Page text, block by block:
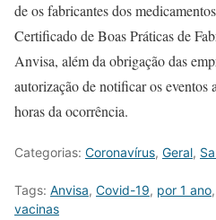
de os fabricantes dos
Certificado de Boas Práticas de
Anvisa, além da obrigação das
autorização de notificar os eventos
horas da ocorrência.
Categorias: Coronavírus, Geral,
Tags: Anvisa, Covid-19, por 1 ano,
vacinas